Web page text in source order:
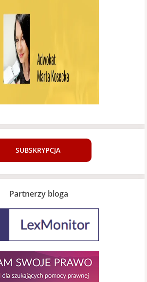
SUBSKRYPCJA
Partnerzy bloga